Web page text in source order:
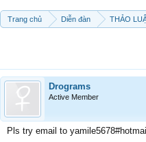
Trang chủ Diễn đàn THẢO
Drograms
Active Member
Pls try email to